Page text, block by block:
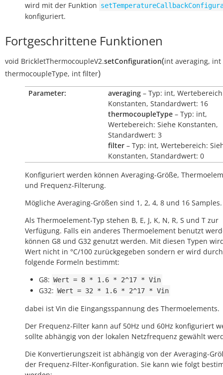
wird mit der Funktion
konfiguriert.
Fortgeschrittene Funktionen
void BrickletThermocoupleV2.setConfiguration(int averaging, int
thermocoupleType, int filter)
Parameter: averaging – Typ: int,
Konstanten, Standardwert: 16
thermocoupleType – Typ: int,
Wertebereich: Siehe Konstanten,
Standardwert: 3
filter – Typ: int, Wertebereich:
Konstanten, Standardwert: 0
Konfiguriert werden können Averaging-Größe,
und Frequenz-Filterung.
Mögliche Averaging-Größen sind 1, 2, 4, 8 und 16 Samples.
Als Thermoelement-Typ stehen B, E, J, K, N, R, S und T zur
Verfügung. Falls ein anderes Thermoelement benutzt
können G8 und G32 genutzt werden. Mit diesen Typen
Wert nicht in °C/100 zurückgegeben sondern er wird durch
folgende Formeln bestimmt:
G8: Wert = 8 * 1.6 * 2^17 * Vin
G32: Wert = 32 * 1.6 * 2^17 * Vin
dabei ist Vin die Eingangsspannung des Thermoelements.
Der Frequenz-Filter kann auf 50Hz und 60Hz konfiguriert
sollte abhängig von der lokalen Netzfrequenz gewählt
Die Konvertierungszeit ist abhängig von der Averaging-
der Frequenz-Filter-Konfiguration. Sie kann wie folgt